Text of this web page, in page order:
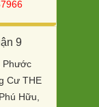
9
Phước
Cư THE
Hữu,